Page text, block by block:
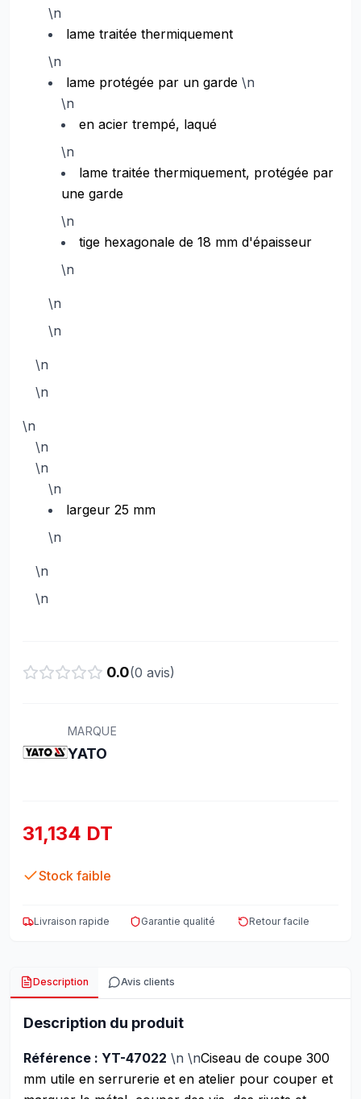
\n
lame traitée thermiquement
\n
lame protégée par un garde \n
\n
en acier trempé, laqué
\n
lame traitée thermiquement, protégée par
une garde
\n
tige hexagonale de 18 mm d'épaisseur
\n
\n
\n
\n
\n
\n
\n
\n
\n
largeur 25 mm
\n
\n
\n
0.0(0 avis)
MARQUE
YATO
31,134 DT
Stock faible
Livraison rapide Garantie qualité Retour facile
Description Avis clients
Description du produit
Référence : YT-47022 \n \nCiseau de coupe 300
mm utile en serrurerie et en atelier pour couper et